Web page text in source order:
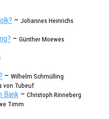
– Johan­nes Heinrichs
– Günther Moewes
– Wilhelm Schmül­l­ing
von Tubeuf
Bank – Chris­toph Rinneberg
Timm